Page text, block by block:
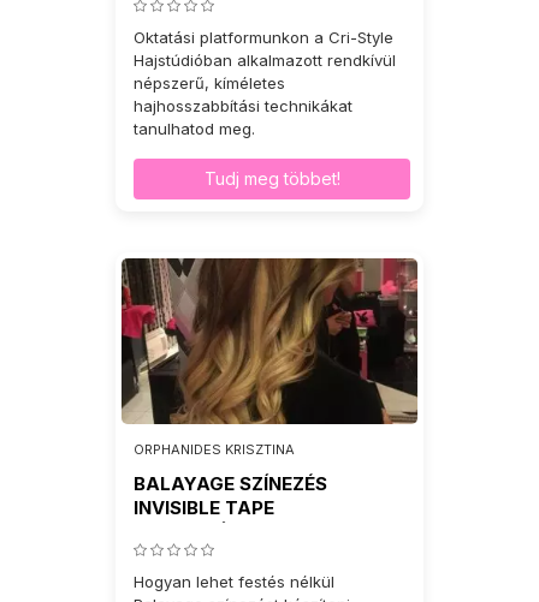
Oktatási platformunkon a Cri-Style
Hajstúdióban alkalmazott rendkívül
népszerű, kíméletes
hajhosszabbítási technikákat
tanulhatod meg.
Tudj meg többet!
ORPHANIDES KRISZTINA
BALAYAGE SZÍNEZÉS
INVISIBLE TAPE
Hogyan lehet festés nélkül